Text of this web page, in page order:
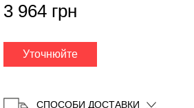
3 964 грн
Уточнюйте
СПОСОБИ ДОСТАВКИ